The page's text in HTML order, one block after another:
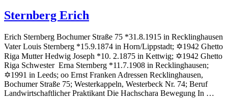
Sternberg Erich
Erich Sternberg Bochumer Straße 75 *31.8.1915 in Recklinghausen
Vater Louis Sternberg *15.9.1874 in Horn/Lippstadt; ✡1942 Ghetto
Riga Mutter Hedwig Joseph *10. 2.1875 in Kettwig; ✡1942 Ghetto
Riga Schwester Erna Sternberg *11.7.1908 in Recklinghausen;
✡1991 in Leeds; oo Ernst Franken Adressen Recklinghausen,
Bochumer Straße 75; Westerkappeln, Westerbeck Nr. 74; Beruf
Landwirtschaftlicher Praktikant Die Hachschara Bewegung In …